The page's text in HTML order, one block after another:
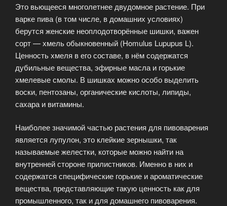
Это вьющееся многолетнее двудомное растение. При
варке пива (в том числе, в домашних условиях)
берутся женские неоплодотворённые шишки, важен
сорт — хмель обыкновенный (Homulus Lupupus L).
Ценность хмеля в его составе, в нём содержатся
дубильные вещества, эфирные масла и горькие
хмелевые смолы. В шишках можно особо выделить
воски, пентозаны, органические кислоты, липиды,
сахара и витамины.
Наиболее значимой частью растения для пивоварения
является лупулон, это клейкие зернышки, так
называемые желестки, которые можно найти на
внутренней стороне прилистников. Именно в них и
содержатся специфические горькие и ароматические
вещества, представляющие такую ценность как для
промышленного, так и для домашнего пивоварения.